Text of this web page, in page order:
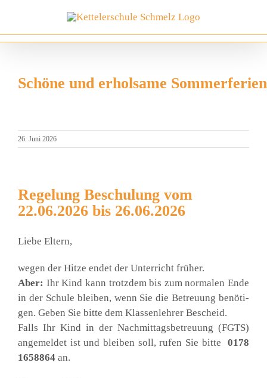
springen
Schöne und erholsame Sommerferien
26. Juni 2026
Regelung Beschulung vom
22.06.2026 bis 26.06.2026
Lie­be Eltern,
wegen der Hit­ze endet der Unter­richt frü­her.
Aber: Ihr Kind kann trotz­dem bis zum nor­ma­len Ende
in der Schu­le blei­ben, wenn Sie die Betreu­ung benö­ti­
gen. Geben Sie bit­te dem Klas­sen­leh­rer Bescheid.
Falls Ihr Kind in der Nach­mit­tags­be­treu­ung (FGTS)
ange­mel­det ist und blei­ben soll, rufen Sie bit­te 0178
1658864 an.